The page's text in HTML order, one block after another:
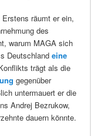
räumt er ein,
des
warum MAGA sich
Deutschland eine
trägt als die
gegenüber
untermauert er die
Andrej Bezrukow,
dauern könnte.